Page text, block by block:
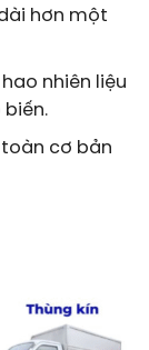
hơn một
nhiên liệu
biến.
cơ bản